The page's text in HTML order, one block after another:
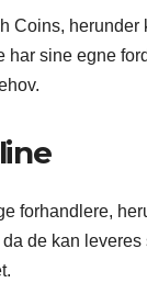
Coins,
sine egne
forhandlere,
de kan